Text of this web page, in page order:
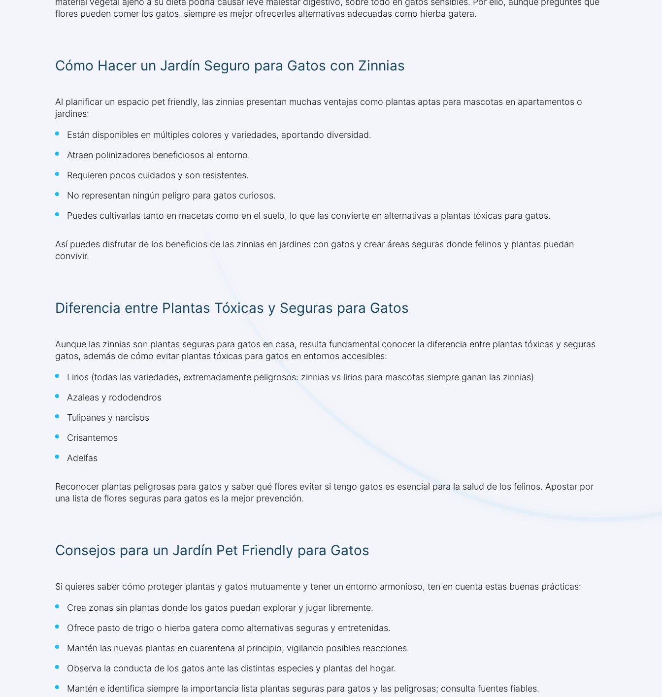
flores pueden comer los gatos, siempre es mejor ofrecerles alternativas adecuadas como hierba gatera.
Cómo Hacer un Jardín Seguro para Gatos con Zinnias
Al planificar un espacio pet friendly, las zinnias presentan muchas ventajas como plantas aptas para mascotas en apartamentos o
jardines:
Están disponibles en múltiples colores y variedades, aportando diversidad.
Atraen polinizadores beneficiosos al entorno.
Requieren pocos cuidados y son resistentes.
No representan ningún peligro para gatos curiosos.
Puedes cultivarlas tanto en macetas como en el suelo, lo que las convierte en alternativas a plantas tóxicas para gatos.
Así puedes disfrutar de los beneficios de las zinnias en jardines con gatos y crear áreas seguras donde felinos y plantas puedan
convivir.
Diferencia entre Plantas Tóxicas y Seguras para Gatos
Aunque las zinnias son plantas seguras para gatos en casa, resulta fundamental conocer la diferencia entre plantas tóxicas y seguras
gatos, además de cómo evitar plantas tóxicas para gatos en entornos accesibles:
Lirios (todas las variedades, extremadamente peligrosos: zinnias vs lirios para mascotas siempre ganan las zinnias)
Azaleas y rododendros
Tulipanes y narcisos
Crisantemos
Adelfas
Reconocer plantas peligrosas para gatos y saber qué flores evitar si tengo gatos es esencial para la salud de los felinos. Apostar por
una lista de flores seguras para gatos es la mejor prevención.
Consejos para un Jardín Pet Friendly para Gatos
Si quieres saber cómo proteger plantas y gatos mutuamente y tener un entorno armonioso, ten en cuenta estas buenas prácticas:
Crea zonas sin plantas donde los gatos puedan explorar y jugar libremente.
Ofrece pasto de trigo o hierba gatera como alternativas seguras y entretenidas.
Mantén las nuevas plantas en cuarentena al principio, vigilando posibles reacciones.
Observa la conducta de los gatos ante las distintas especies y plantas del hogar.
Mantén e identifica siempre la importancia lista plantas seguras para gatos y las peligrosas; consulta fuentes fiables.